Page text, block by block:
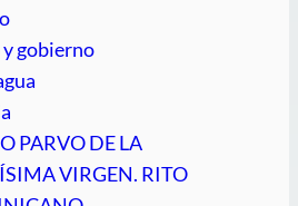
gobierno
PARVO DE LA
VIRGEN. RITO